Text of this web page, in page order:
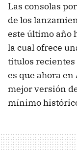
Las consolas
de los
este último año
la cual ofrece
titulos recientes
es que ahora en
mejor versión
mínimo